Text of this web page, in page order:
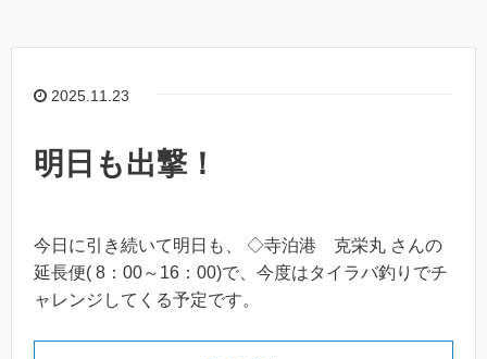
2025.11.23
明日も出撃！
今日に引き続いて明日も、 ◇寺泊港 克栄丸 さんの
延長便( 8：00～16：00)で、今度はタイラバ釣りでチ
ャレンジしてくる予定です。